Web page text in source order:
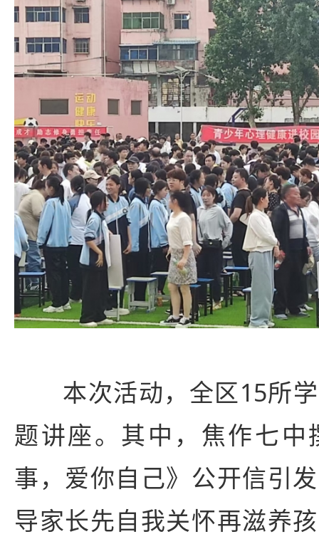
本次活动，全区15所
题讲座。其中，焦作七中
事，爱你自己》公开信引
导家长先自我关怀再滋养